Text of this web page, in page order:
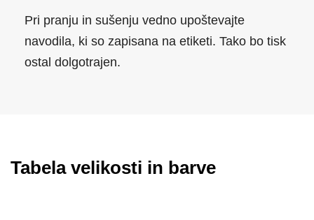
Pri pranju in sušenju vedno upoštevajte
navodila, ki so zapisana na etiketi. Tako bo tisk
ostal dolgotrajen.
Tabela velikosti in barve